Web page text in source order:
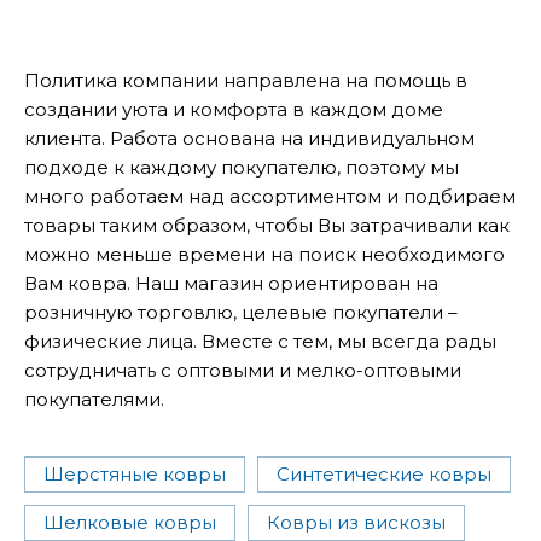
Политика компании направлена на помощь в
создании уюта и комфорта в каждом доме
клиента. Работа основана на индивидуальном
подходе к каждому покупателю, поэтому мы
много работаем над ассортиментом и подбираем
товары таким образом, чтобы Вы затрачивали как
можно меньше времени на поиск необходимого
Вам ковра. Наш магазин ориентирован на
розничную торговлю, целевые покупатели –
физические лица. Вместе с тем, мы всегда рады
сотрудничать с оптовыми и мелко-оптовыми
покупателями.
Шерстяные ковры Синтетические ковры
Шелковые ковры Ковры из вискозы